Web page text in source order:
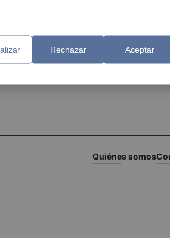
Quiénes somos
Rechazar Aceptar